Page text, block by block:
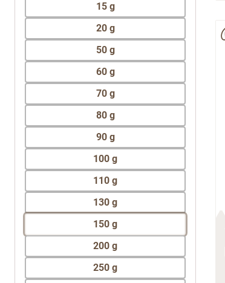
15 g
20 g
50 g
60 g
70 g
80 g
90 g
100 g
110 g
130 g
150 g
200 g
250 g